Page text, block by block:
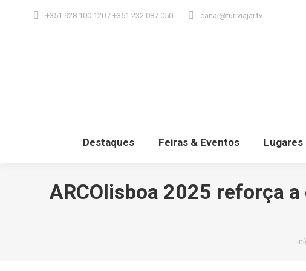
+351 928 100 120 / +351 232 087 050 canal@turiviajar.tv
Destaques Feiras & Eventos Lugares
ARCOlisboa 2025 reforça